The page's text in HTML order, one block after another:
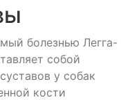
болезнью Легга-
собой
у собак
кости